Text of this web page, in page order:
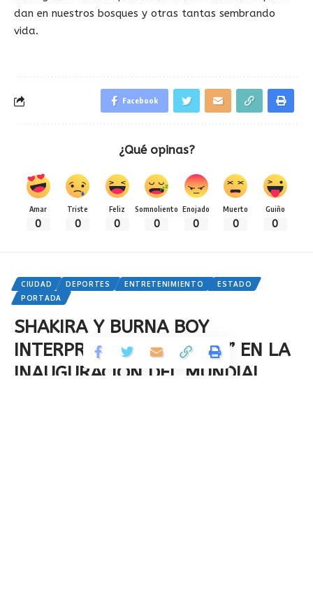
dan en nuestros bosques y otras tantas sembrando
vida.
Facebook
¿Qué opinas?
Amar
0
Triste
0
Feliz
0
Somnoliento
0
Enojado
0
Muerto
0
Guiño
0
CIUDAD DEPORTES ENTRETENIMIENTO
ESTADO
PORTADA
SHAKIRA Y BURNA BOY
INTERPRETARÁN “DAI DAI” EN LA
INAUGURACIÓN DEL MUNDIAL